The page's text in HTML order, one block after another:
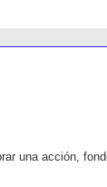
una acción,